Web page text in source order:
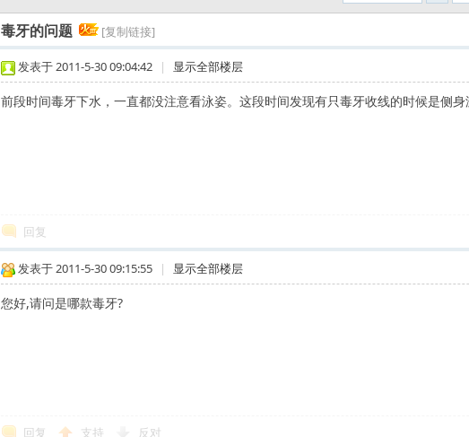
›
毒牙的问题 [复制链接]
发表于 2011-5-30 09:04:42 | 显示全部楼层
前段时间毒牙下水，一直都没注意看泳姿。这段时间发现有只毒牙收线的时候是侧
回复
发表于 2011-5-30 09:15:55 | 显示全部楼层
您好,请问是哪款毒牙?
回复 支持 反对